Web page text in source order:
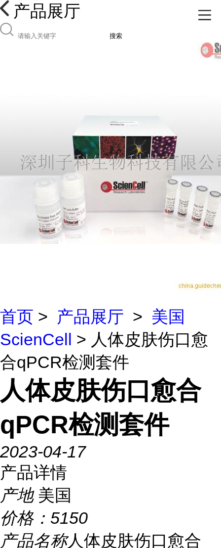
产品展厅
搜索
首页 > 产品展厅 > 美国
ScienCell > 人体皮肤伤口愈
合qPCR检测套件
人体皮肤伤口愈合
qPCR检测套件
2023-04-17
产品详情
产地 美国
价格： 5150
产品名称人体皮肤伤口愈合